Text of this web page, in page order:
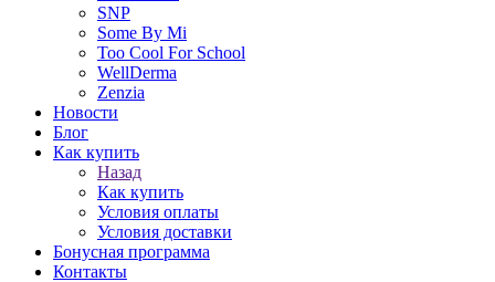
SNP
Some By Mi
Too Cool For School
WellDerma
Zenzia
Новости
Блог
Как купить
Назад
Как купить
Условия оплаты
Условия доставки
Бонусная программа
Контакты